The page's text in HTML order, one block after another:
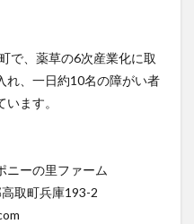
で、薬草の6次産業化に取
れ、一日約10名の障がい者
ます。
ニーの里ファーム
取町兵庫193-2